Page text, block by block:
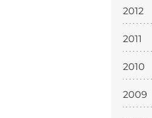
2012
2011
2010
2009